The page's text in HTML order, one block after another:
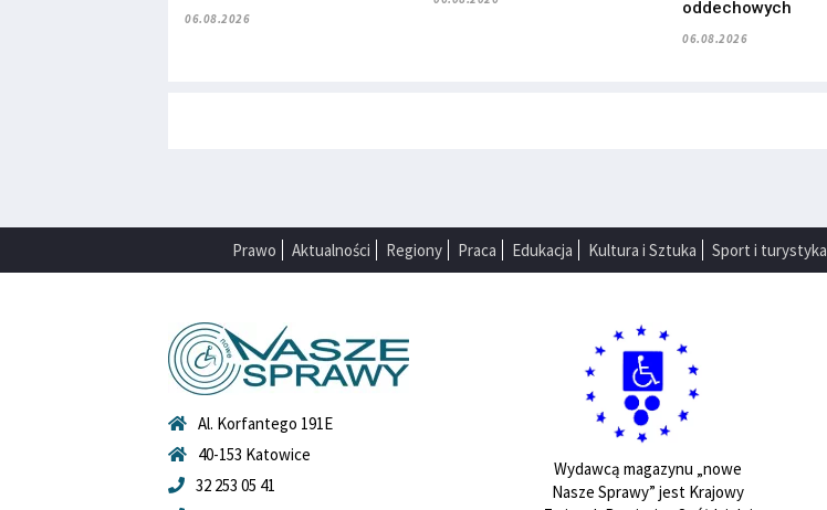
06.08.2026
oddechowych
06.08.2026
Prawo Aktualności Regiony Praca Edukacja Kultura i Sztuka Sport i turystyka
Al. Korfantego 191E
40-153 Katowice
32 253 05 41
Wydawcą magazynu „nowe
Nasze Sprawy” jest Krajowy